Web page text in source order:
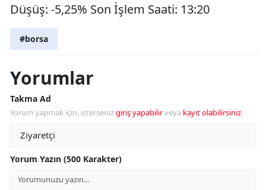
Düşüş: -5,25% Son İşlem Saati: 13:20
#borsa
Yorumlar
Takma Ad
Yorum yapmak için, istersenizgiriş yapabilirveya kayıt olabilirsiniz.
Yorum Yazın (500 Karakter)